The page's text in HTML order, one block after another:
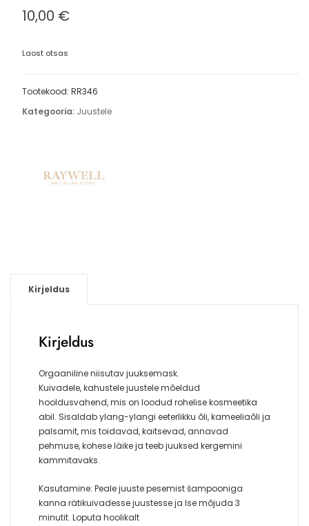
10,00 €
Laost otsas
Tootekood: RR346
Kategooria: Juustele
Kirjeldus
Kirjeldus
Orgaaniline niisutav juuksemask.
Kuivadele, kahustele juustele mõeldud
hooldusvahend, mis on loodud rohelise kosmeetika
abil. Sisaldab ylang-ylangi eeterlikku õli, kameeliaõli ja
palsamit, mis toidavad, kaitsevad, annavad
pehmuse, kohese läike ja teeb juuksed kergemini
kammitavaks.
Kasutamine: Peale juuste pesemist šampooniga
kanna rätikuivadesse juustesse ja lse mõjuda 3
minutit. Loputa hoolikalt